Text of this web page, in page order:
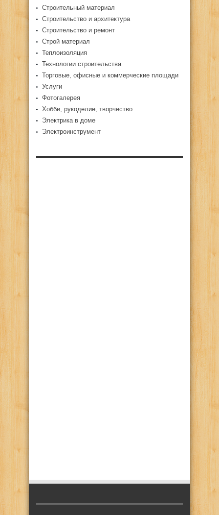
Строительный материал
Строительство и архитектура
Строительство и ремонт
Строй материал
Теплоизоляция
Технологии строительства
Торговые, офисные и коммерческие площади
Услуги
Фотогалерея
Хобби, рукоделие, творчество
Электрика в доме
Электроинструмент